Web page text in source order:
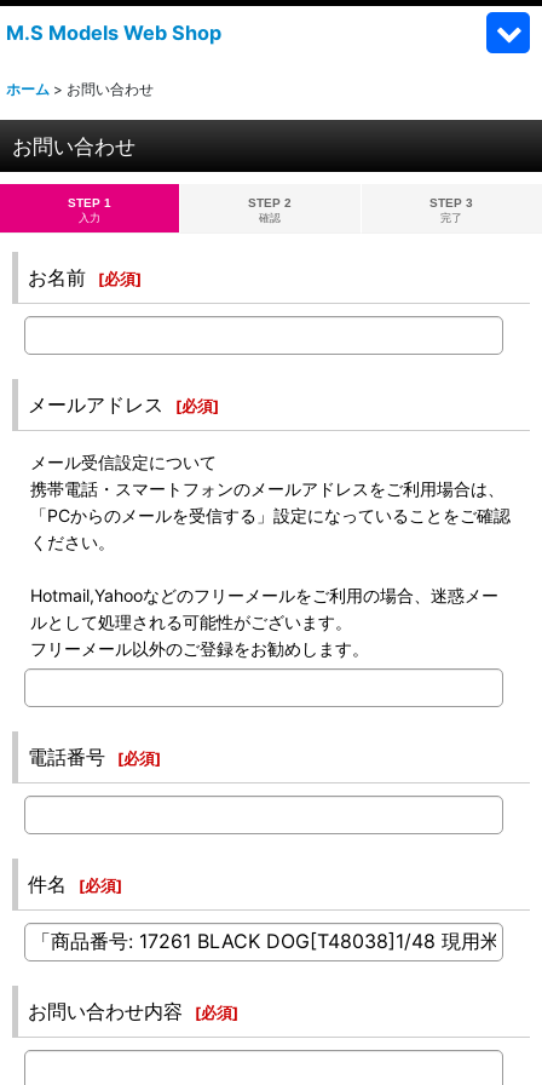
M.S Models Web Shop
ホーム > お問い合わせ
お問い合わせ
STEP 1
入力
STEP 2
確認
STEP 3
完了
お名前 [必須]
メールアドレス [必須]
メール受信設定について
携帯電話・スマートフォンのメールアドレスをご利用場合は、
「PCからのメールを受信する」設定になっていることをご確認
ください。
Hotmail,Yahooなどのフリーメールをご利用の場合、迷惑メー
ルとして処理される可能性がございます。
フリーメール以外のご登録をお勧めします。
電話番号 [必須]
件名 [必須]
お問い合わせ内容 [必須]